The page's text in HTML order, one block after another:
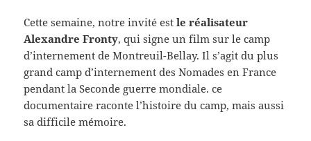
Cette semaine, notre invité estle réalisateur
Alexandre Fronty, qui signe un film sur le camp
d’internement de Montreuil-Bellay. Il s’agit du plus
grand camp d’internement des Nomades en France
pendant la Seconde guerre mondiale. ce
documentaire raconte l’histoire du camp, mais aussi
sa difficile mémoire.